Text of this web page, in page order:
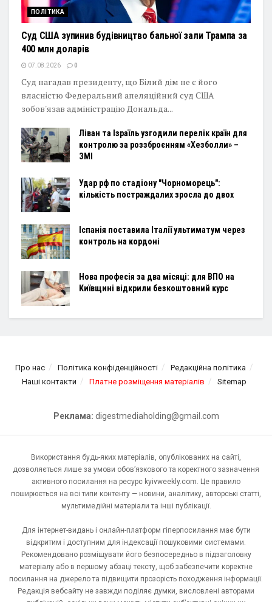
ПОЛІТИКА
Суд США зупинив будівництво бальної зали Трампа за
400 млн доларів
07.08.2026 0
Суд нагадав президенту, що Білий дім не є його
власністю Федеральний апеляційний суд США
зобов'язав адміністрацію Дональда...
Ліван та Ізраїль узгодили перелік країн для
контролю за роззброєнням «Хезболли» –
ЗМІ
Удар рф по стадіону "Чорноморець":
кількість постраждалих зросла до двох
Іспанія поставила Італії ультиматум через
контроль на кордоні
Нова професія за два місяці: для ВПО на
Київщині відкрили безкоштовний курс
Про нас Політика конфіденційності
Редакційна політика
Наші контакти
Платне розміщення матеріалів Sitemap
Реклама: digestmediaholding@gmail.com
Використання будь-яких матеріалів, опублікованих на сайті,
дозволяється лише за умови обов’язкового та коректного зазначення
активного посилання на ресурс kyivweekly.com. Це правило
поширюється на всі типи контенту — новини, аналітику, авторські статті,
мультимедійні матеріали та інші публікації.
Для інтернет-видань і онлайн-платформ гіперпосилання має бути
відкритим і доступним для індексації пошуковими системами.
Рекомендовано розміщувати його безпосередньо в підзаголовку
матеріалу або в першому абзаці тексту, щоб забезпечити коректне
посилання на джерело та підвищити прозорість походження інформації.
Редакція вебсайту не завжди поділяє думки, висловлені авторами